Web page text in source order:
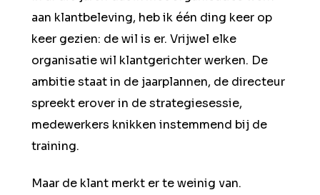
aan klantbeleving, heb ik één ding keer op
keer gezien: de wil is er. Vrijwel elke
organisatie wil klantgerichter werken. De
ambitie staat in de jaarplannen, de directeur
spreekt erover in de strategiesessie,
medewerkers knikken instemmend bij de
training.
Maar de klant merkt er te weinig van.